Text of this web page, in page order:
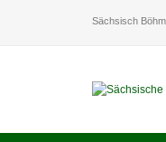
Sächsisch